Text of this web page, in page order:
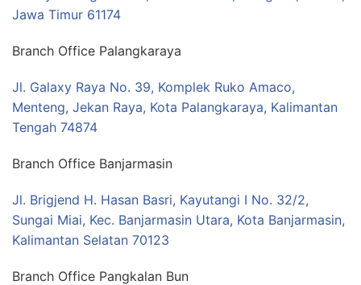
Jawa Timur 61174
Branch Office Palangkaraya
Jl. Galaxy Raya No. 39, Komplek Ruko Amaco,
Menteng, Jekan Raya, Kota Palangkaraya, Kalimantan
Tengah 74874
Branch Office Banjarmasin
Jl. Brigjend H. Hasan Basri, Kayutangi I No. 32/2,
Sungai Miai, Kec. Banjarmasin Utara, Kota Banjarmasin,
Kalimantan Selatan 70123
Branch Office Pangkalan Bun